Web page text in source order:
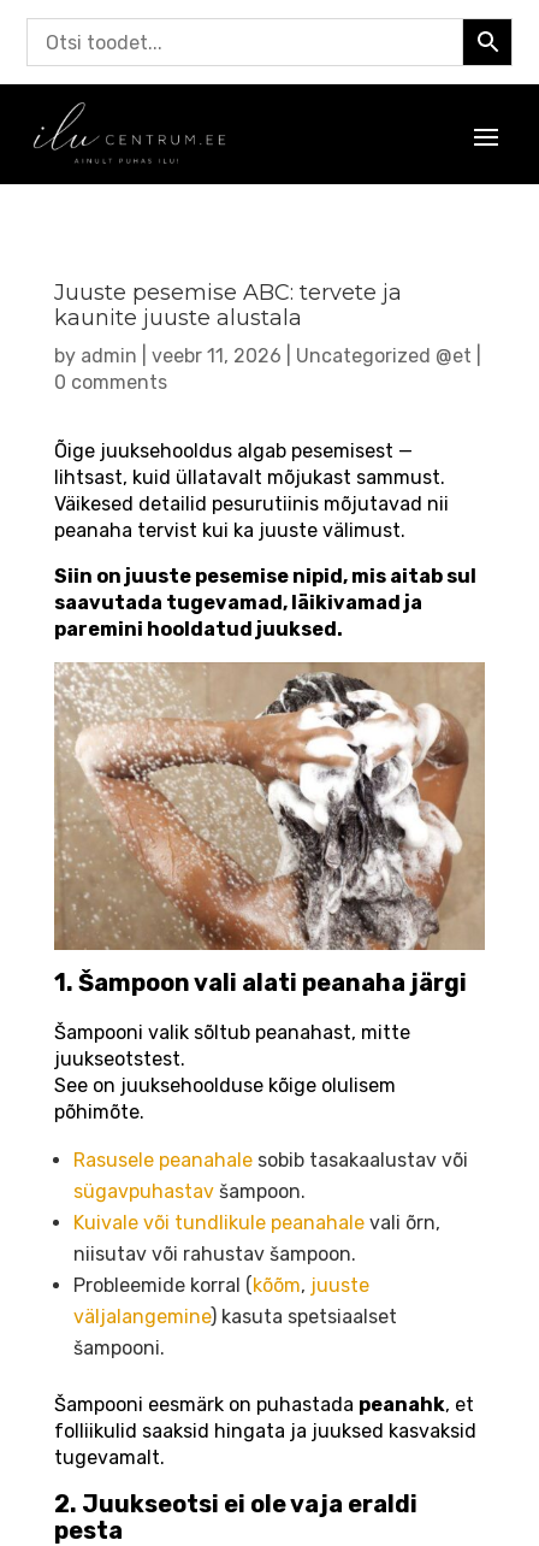
Juuste pesemise ABC: tervete ja
kaunite juuste alustala
by admin veebr 11, 2026 Uncategorized @et
0 comments
Õige juuksehooldus algab pesemisest —
lihtsast, kuid üllatavalt mõjukast sammust.
Väikesed detailid pesurutiinis mõjutavad nii
peanaha tervist kui ka juuste välimust.
Siin on juuste pesemise nipid, mis aitab sul
saavutada tugevamad, läikivamad ja
paremini hooldatud juuksed.
1. Šampoon vali alati peanaha järgi
Šampooni valik sõltub peanahast, mitte
juukseotstest.
See on juuksehoolduse kõige olulisem
põhimõte.
Rasusele peanahalesobib tasakaalustav või
sügavpuhastavšampoon.
Kuivale või tundlikule peanahalevali õrn,
niisutav või rahustav šampoon.
Probleemide korral (kõõm, juuste
väljalangemine) kasuta spetsiaalset
šampooni.
Šampooni eesmärk on puhastada peanahk, et
folliikulid saaksid hingata ja juuksed kasvaksid
tugevamalt.
2. Juukseotsi ei ole vaja eraldi
pesta